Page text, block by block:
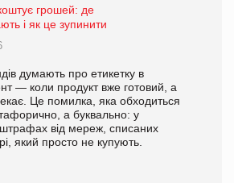
грошей: де
і як це зупинити
думають про етикетку в
— коли продукт вже готовий, а
Це помилка, яка обходиться
а буквально: у
від мереж, списаних
який просто не купують.